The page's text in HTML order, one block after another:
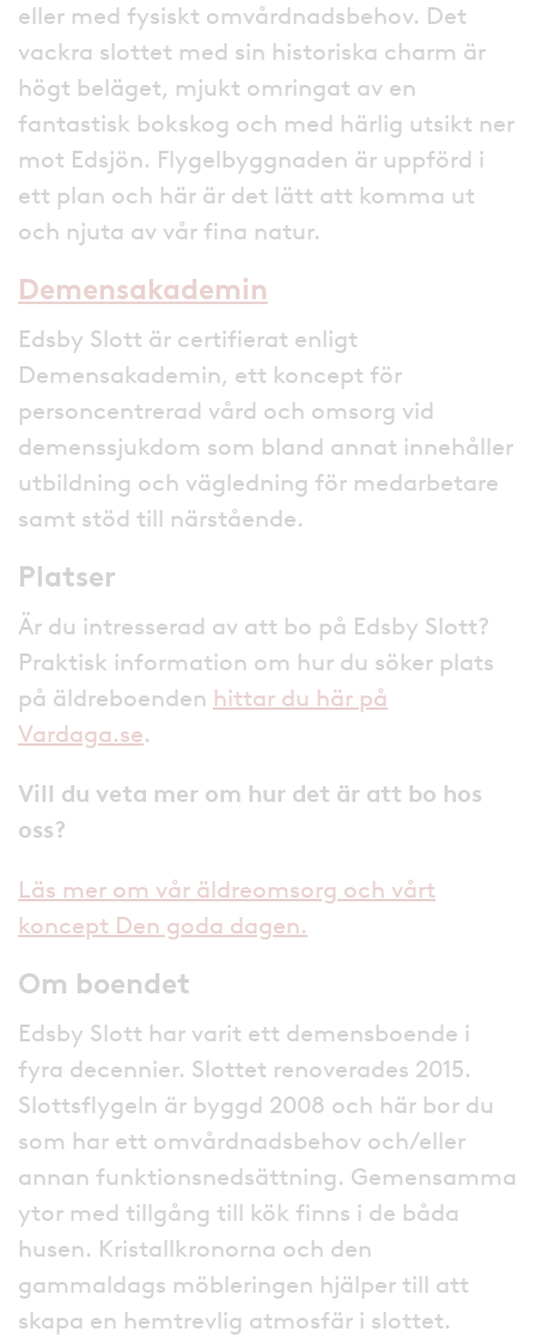
eller med fysiskt omvårdnadsbehov. Det
vackra slottet med sin historiska charm är
högt beläget, mjukt omringat av en
fantastisk bokskog och med härlig utsikt ner
mot Edsjön. Flygelbyggnaden är uppförd i
ett plan och här är det lätt att komma ut
och njuta av vår fina natur.
Demensakademin
Edsby Slott är certifierat enligt
Demensakademin, ett koncept för
personcentrerad vård och omsorg vid
demenssjukdom som bland annat innehåller
utbildning och vägledning för medarbetare
samt stöd till närstående.
Platser
Är du intresserad av att bo på Edsby Slott?
Praktisk information om hur du söker plats
på äldreboenden hittar du här på
Vardaga.se.
Vill du veta mer om hur det är att bo hos
oss?
Läs mer om vår äldreomsorg och vårt
koncept Den goda dagen.
Om boendet
Edsby Slott har varit ett demensboende i
fyra decennier. Slottet renoverades 2015.
Slottsflygeln är byggd 2008 och här bor du
som har ett omvårdnadsbehov och/eller
annan funktionsnedsättning. Gemensamma
ytor med tillgång till kök finns i de båda
husen. Kristallkronorna och den
gammaldags möbleringen hjälper till att
skapa en hemtrevlig atmosfär i slottet.